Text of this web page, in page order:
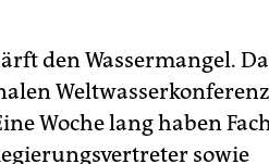
den Wassermangel.
Woche lang haben
sowie